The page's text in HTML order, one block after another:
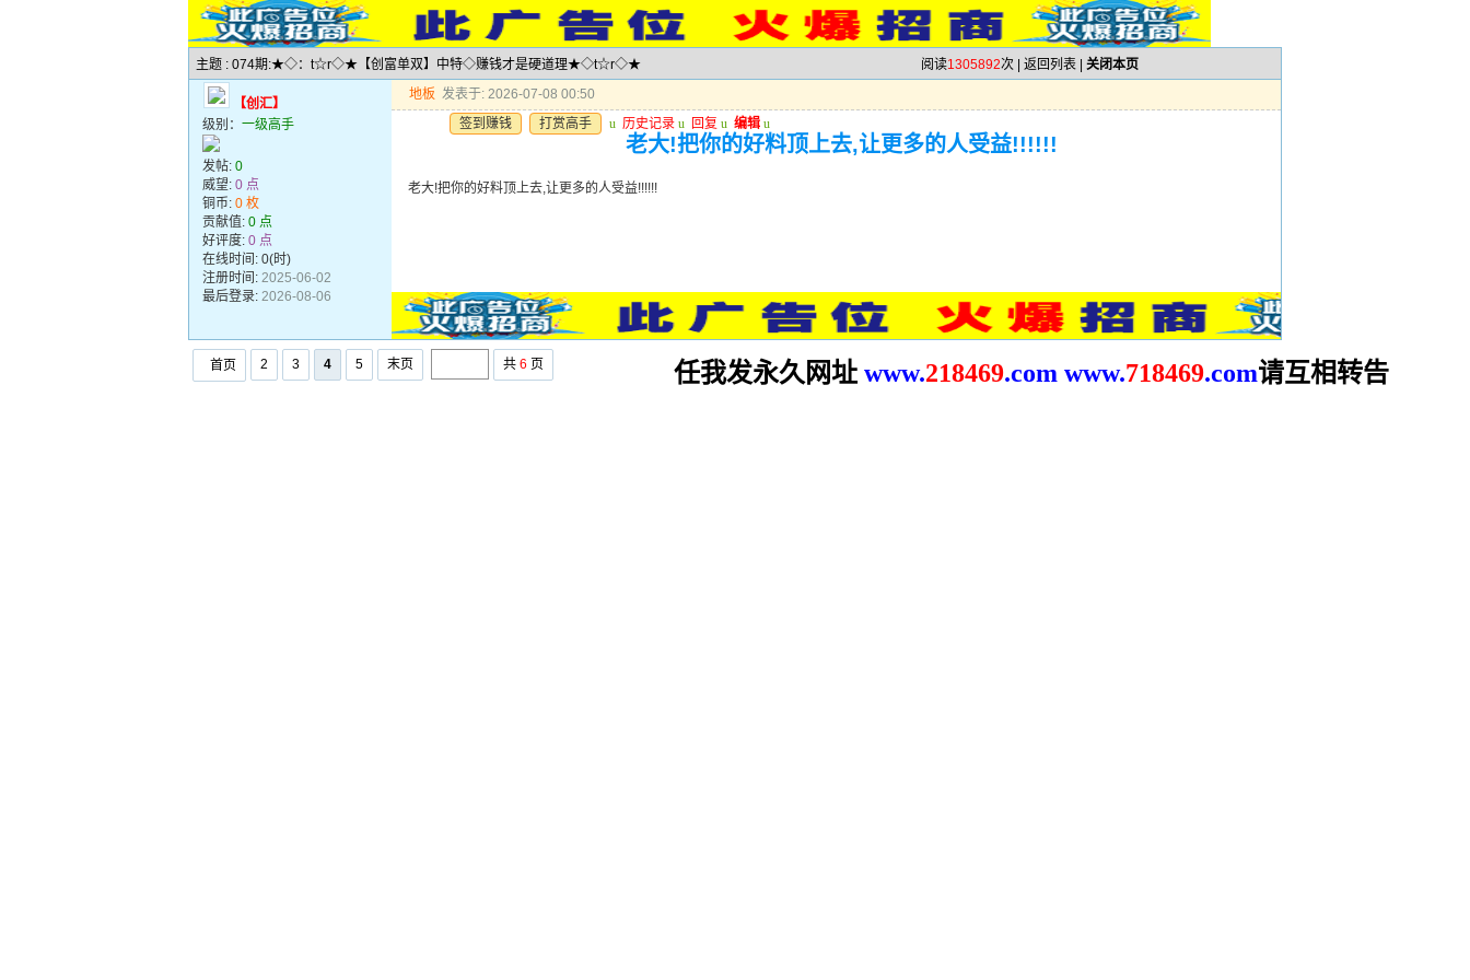
主题 : 074期:★◇：t☆r◇★【创富单双】中特◇赚钱才是硬道理★◇t☆r◇★ 阅读1305892次 | 返回列表 关闭本页
【创汇】
级别： 一级高手
发帖: 0
威望: 0 点
铜币: 0 枚
贡献值: 0 点
好评度: 0 点
在线时间: 0(时)
注册时间: 2025-06-02
最后登录: 2026-08-06
地板 发表于: 2026-07-08 00:50
签到赚钱
打赏高手 u 历史记录 u 回复 u 编辑 u
老大!把你的好料顶上去,让更多的人受益!!!!!!
老大!把你的好料顶上去,让更多的人受益!!!!!!
首页 2 3 4 5 末页 共 6 页 任我发永久网址 www.218469.com www.718469.com请互相转告